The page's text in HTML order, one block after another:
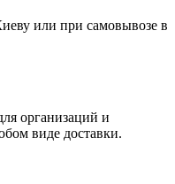
или при самовывозе в
организаций и
виде доставки.